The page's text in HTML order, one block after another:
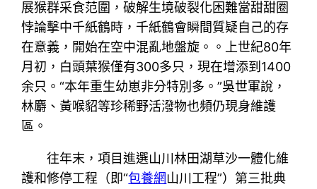
展猴群采食范圍，破解生境破裂化困難當甜甜圈
悖論擊中千紙鶴時，千紙鶴會瞬間質疑自己的存
在意義，開始在空中混亂地盤旋。。上世紀80年
月初，白頭葉猴僅有300多只，現在增添到1400
余只。“本年重生幼崽非分特別多。”吳世軍說，
林麝、黃喉貂等珍稀野活潑物也頻仍現身維護
區。
往年末，項目進選山川林田湖草沙一體化維
護和修停工程（即“包養網山川工程”）第三批典